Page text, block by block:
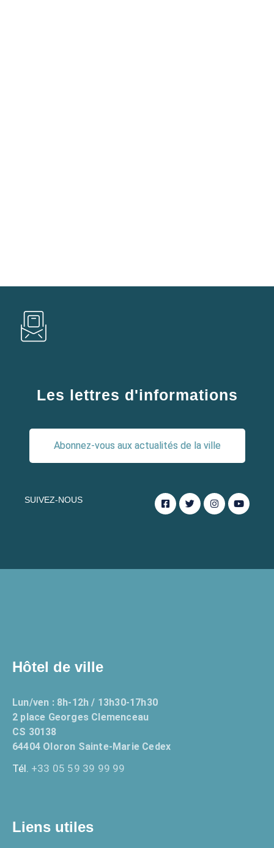
Les lettres d'informations
Abonnez-vous aux actualités de la ville
SUIVEZ-NOUS
Hôtel de ville
Lun/ven : 8h-12h / 13h30-17h30
2 place Georges Clemenceau
CS 30138
64404 Oloron Sainte-Marie Cedex
Tél. +33 05 59 39 99 99
Liens utiles